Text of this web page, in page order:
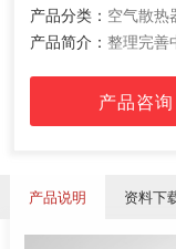
产品分类： 空气散热
产品简介： 整理完善
产品咨询
产品说明 资料下